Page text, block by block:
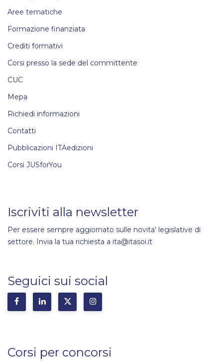
Aree tematiche
Formazione finanziata
Crediti formativi
Corsi presso la sede del committente
CUC
Mepa
Richiedi informazioni
Contatti
Pubblicazioni ITAedizioni
Corsi JUSforYou
Iscriviti alla newsletter
Per essere sempre aggiornato sulle novita' legislative di
settore. Invia la tua richiesta a ita@itasoi.it
Seguici sui social
Corsi per concorsi